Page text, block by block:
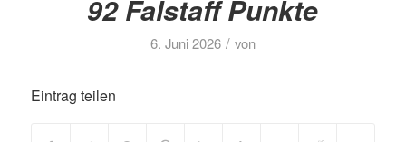
92 Falstaff Punkte
6. Juni 2026 / von
Eintrag teilen